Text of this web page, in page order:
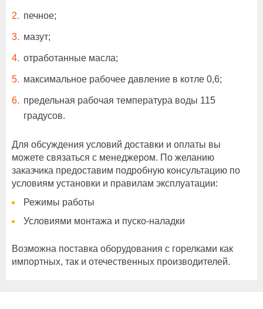
печное;
мазут;
отработанные масла;
максимальное рабочее давление в котле 0,6;
предельная рабочая температура воды 115
градусов.
Для обсуждения условий доставки и оплаты вы
можете связаться с менеджером. По желанию
заказчика предоставим подробную консультацию по
условиям установки и правилам эксплуатации:
Режимы работы
Условиями монтажа и пуско-наладки
Возможна поставка оборудования с горелками как
импортных, так и отечественных производителей.